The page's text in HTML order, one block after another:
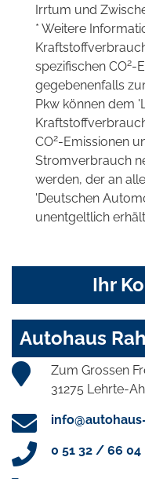
Irrtum und
* Weitere
spezifischen CO2-
gegebenenfalls
Pkw können dem
CO2-Emissionen
Stromverbrauch
werden, der an
'Deutschen
unentgeltlich
Ihr
Autohaus
Zum Grossen
31275 Lehrte-
0 51 32 / 66 04